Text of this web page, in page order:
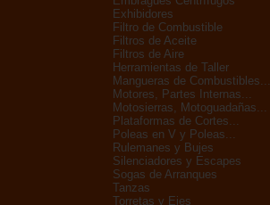
Exhibidores
Filtro de Combustible
Filtros de Aceite
Filtros de Aire
Herramientas de Taller
Mangueras de Combustibles...
Motores, Partes Internas...
Motosierras, Motoguadañas...
Plataformas de Cortes...
Poleas en V y Poleas...
Rulemanes y Bujes
Silenciadores y Escapes
Sogas de Arranques
Tanzas
Torretas y Ejes